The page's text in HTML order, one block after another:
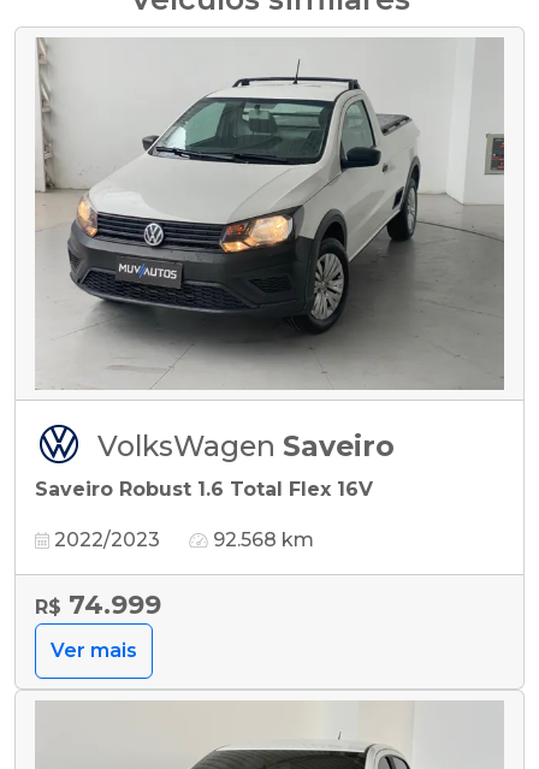
VolksWagen Saveiro
Saveiro Robust 1.6 Total Flex 16V
2022/2023 92.568 km
R$ 74.999
Ver mais